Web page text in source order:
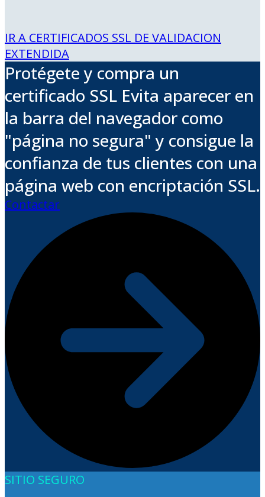
IR A CERTIFICADOS SSL DE VALIDACION
EXTENDIDA
Protégete y compra un
certificado SSL Evita aparecer en
la barra del navegador como
"página no segura" y consigue la
confianza de tus clientes con una
página web con encriptación SSL.
Contactar
SITIO SEGURO